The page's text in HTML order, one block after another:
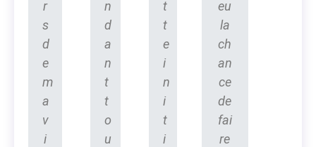
r
s
d
e
m
a
v
i
n
d
a
n
t
t
o
u
t
t
e
i
n
i
t
i
eu
la
ch
an
ce
de
fai
re